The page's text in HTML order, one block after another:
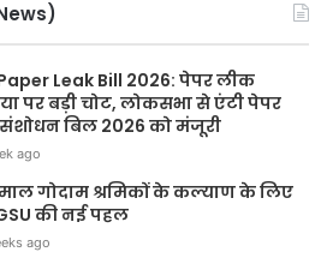
Leak Bill 2026: पेपर लीक
पर बड़ी चोट, लोकसभा से एंटी पेपर
बिल 2026 को मंजूरी
ago
गोदाम श्रमिकों के कल्याण के लिए
की नई पहल
ago